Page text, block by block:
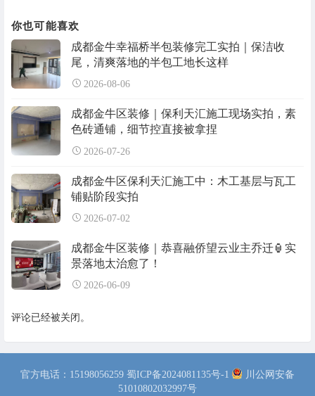
你也可能喜欢
成都金牛幸福桥半包装修完工实拍｜保洁收
尾，清爽落地的半包工地长这样
2026-08-06
成都金牛区装修｜保利天汇施工现场实拍，素
色砖通铺，细节控直接被拿捏
2026-07-26
成都金牛区保利天汇施工中：木工基层与瓦工
铺贴阶段实拍
2026-07-02
成都金牛区装修｜恭喜融侨望云业主乔迁🏮实
景落地太治愈了！
2026-06-09
评论已经被关闭。
官方电话：15198056259 蜀ICP备2024081135号-1
川公网安备
51010802032997号